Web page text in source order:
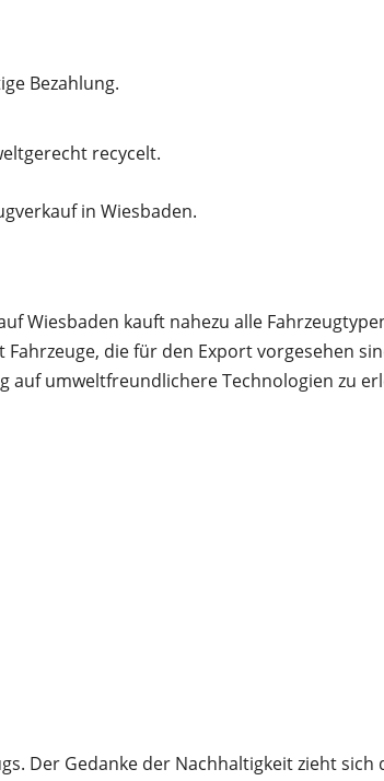
Bezahlung.
recycelt.
in Wiesbaden.
Wiesbaden kauft nahezu alle
die für den Export vorgesehen
auf umweltfreundlichere Technologien zu
Der Gedanke der Nachhaltigkeit zieht sich